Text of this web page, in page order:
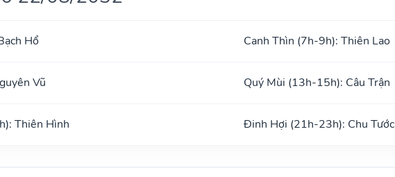
Hổ Canh Thìn (7h-9h): Thiên Lao
Vũ Quý Mùi (13h-15h): Câu Trận
Thiên Hình Đinh Hợi (21h-23h): Chu Tước